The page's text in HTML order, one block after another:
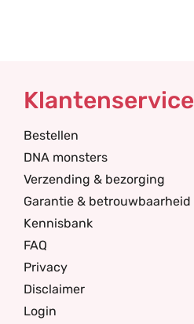
Klantenservice
Bestellen
DNA monsters
Verzending & bezorging
Garantie & betrouwbaarheid
Kennisbank
FAQ
Privacy
Disclaimer
Login